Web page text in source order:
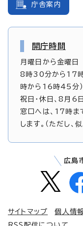
庁舎案内
開庁時間
月曜日から金曜日
8時30分から17時
時から16時45分）
祝日・休日、8月
窓口へは、17時ま
します。（ただし
広島
サイトマップ 個人情